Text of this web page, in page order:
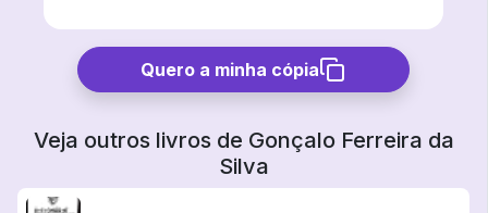
Quero a minha cópia
Veja outros livros de Gonçalo Ferreira da
Silva